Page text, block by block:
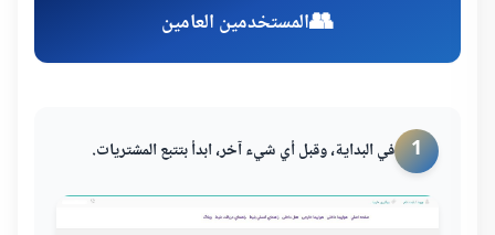
👥المستخدمين العامين
1 في البداية، وقبل أي شيء آخر، ابدأ بتتبع المشتريات.